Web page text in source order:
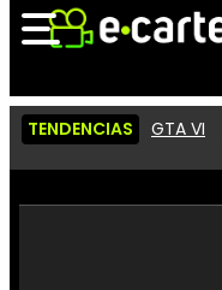
Vídeos
TENDENCIAS GTA VI